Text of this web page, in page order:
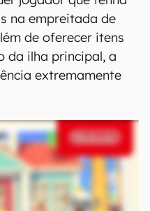
na empreitada de
de oferecer itens
da ilha principal, a
extremamente